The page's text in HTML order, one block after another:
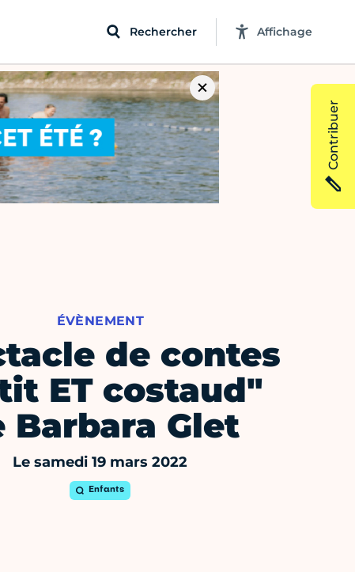
Rechercher Affichage
ÉVÈNEMENT
de contes
ET costaud"
Barbara Glet
Le samedi 19 mars 2022
Enfants
Contribuer